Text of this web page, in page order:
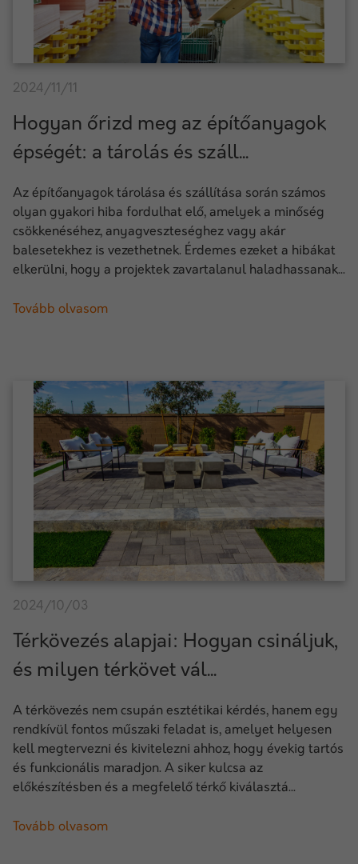
2024/11/11
Hogyan őrizd meg az építőanyagok
épségét: a tárolás és száll...
Az építőanyagok tárolása és szállítása során számos
olyan gyakori hiba fordulhat elő, amelyek a minőség
csökkenéséhez, anyagveszteséghez vagy akár
balesetekhez is vezethetnek. Érdemes ezeket a hibákat
elkerülni, hogy a projektek zavartalanul haladhassanak...
Tovább olvasom
2024/10/03
Térkövezés alapjai: Hogyan csináljuk,
és milyen térkövet vál...
A térkövezés nem csupán esztétikai kérdés, hanem egy
rendkívül fontos műszaki feladat is, amelyet helyesen
kell megtervezni és kivitelezni ahhoz, hogy évekig tartós
és funkcionális maradjon. A siker kulcsa az
előkészítésben és a megfelelő térkő kiválasztá...
Tovább olvasom